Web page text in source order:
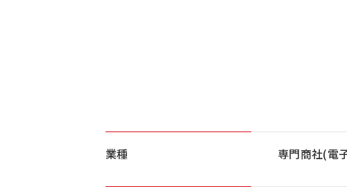
業種 専門商社(電